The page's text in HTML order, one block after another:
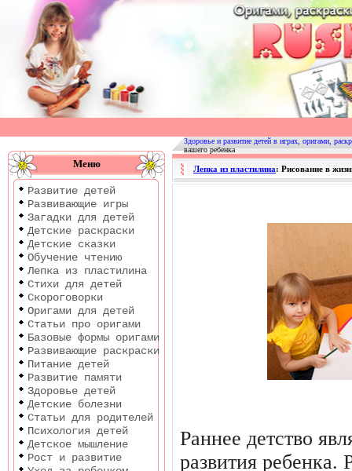
Оригами
|
Раскраски
Развитие
детей
Меню
Развитие детей
Развивающие игры
Загадки для детей
Детские раскраски
Детские сказки
Обучение чтению
Лепка из пластилина
Стихи для детей
Скороговорки
Оригами для детей
Статьи про оригами
Базовые формы оригами
Развивающие раскраски
Питание детей
Развитие памяти
Здоровье детей
Детские болезни
Статьи для родителей
Психология детей
Детское мышление
Рост и развитие
Здоровье и развитие детей в играх, оригами,
вашего ребенка
Лепка из пластилина: Рисование в
Раннее детство
развития ребенка.